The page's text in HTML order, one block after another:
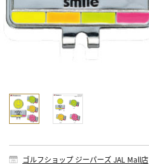
ゴルフショップ ジーパーズ JAL Mall店